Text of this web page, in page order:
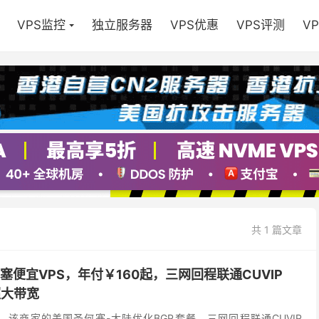
VPS监控 独立服务器 VPS优惠 VPS评测
共 1 篇文章
便宜VPS，年付￥160起，三网回程联通CUVIP
带宽